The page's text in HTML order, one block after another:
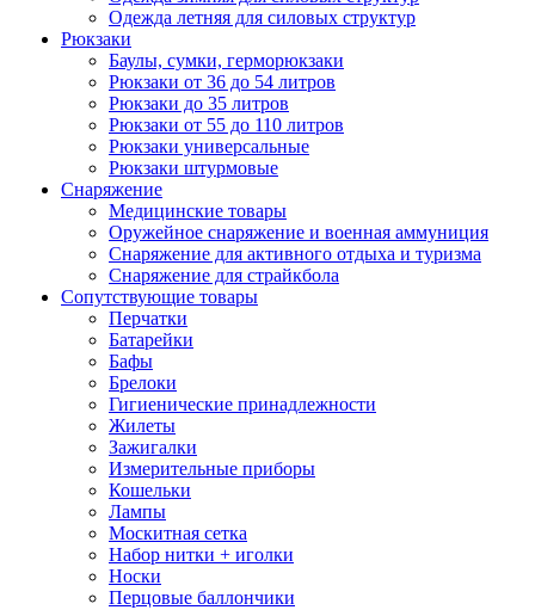
Одежда летняя для силовых структур
Рюкзаки
Баулы, сумки, герморюкзаки
Рюкзаки от 36 до 54 литров
Рюкзаки до 35 литров
Рюкзаки от 55 до 110 литров
Рюкзаки универсальные
Рюкзаки штурмовые
Снаряжение
Медицинские товары
Оружейное снаряжение и военная аммуниция
Снаряжение для активного отдыха и туризма
Снаряжение для страйкбола
Сопутствующие товары
Перчатки
Батарейки
Бафы
Брелоки
Гигиенические принадлежности
Жилеты
Зажигалки
Измерительные приборы
Кошельки
Лампы
Москитная сетка
Набор нитки + иголки
Носки
Перцовые баллончики